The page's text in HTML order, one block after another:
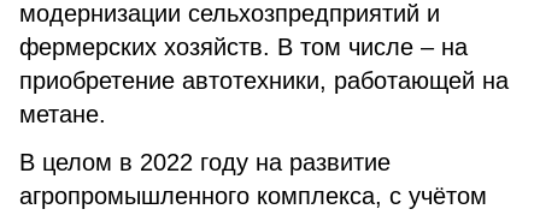
модернизации сельхозпредприятий и
фермерских хозяйств. В том числе – на
приобретение автотехники, работающей на
метане.
В целом в 2022 году на развитие
агропромышленного комплекса, с учётом